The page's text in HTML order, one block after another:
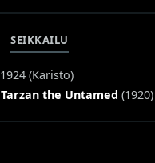
SEIKKAILU
1924 (Karisto)
Tarzan the Untamed (1920)